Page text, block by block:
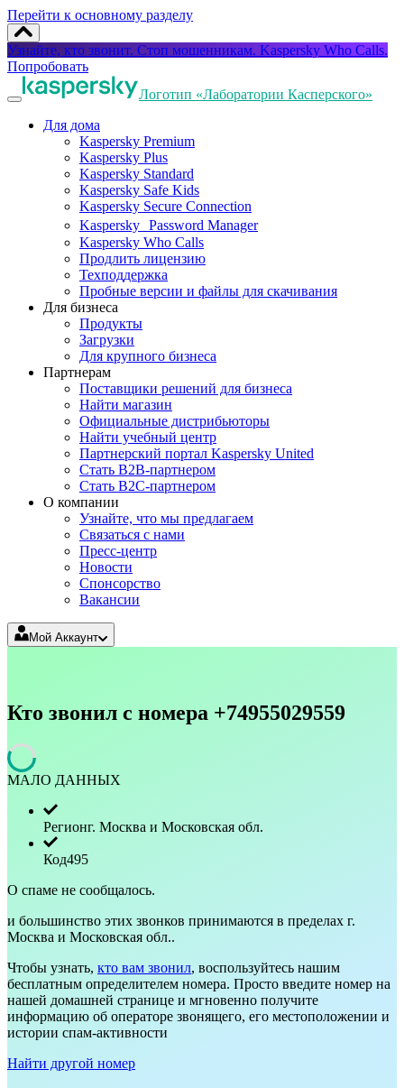
Перейти к основному разделу
Узнайте, кто звонит. Стоп мошенникам. Kaspersky Who Calls.
Попробовать
Логотип «Лаборатории Касперского»
Для дома
Kaspersky Premium
Kaspersky Plus
Kaspersky Standard
Kaspersky Safe Kids
Kaspersky Secure Connection
Kaspersky Password Manager
Kaspersky Who Calls
Продлить лицензию
Техподдержка
Пробные версии и файлы для скачивания
Для бизнеса
Продукты
Загрузки
Для крупного бизнеса
Партнерам
Поставщики решений для бизнеса
Найти магазин
Официальные дистрибьюторы
Найти учебный центр
Партнерский портал Kaspersky United
Стать B2B-партнером
Стать B2C-партнером
О компании
Узнайте, что мы предлагаем
Связаться с нами
Пресс-центр
Новости
Спонсорство
Вакансии
Мой Аккаунт
KasperskyПродлите
вашу
portal
Бизнеса
Кто звонил с номера +74955029559
МАЛО ДАННЫХ
Регионг. Москва и Московская обл.
Код495
О спаме не сообщалось.
и большинство этих звонков принимаются в пределах г.
Москва и Московская обл..
Чтобы узнать, кто вам звонил, воспользуйтесь нашим
бесплатным определителем номера. Просто введите номер на
нашей домашней странице и мгновенно получите
информацию об операторе звонящего, его местоположении и
истории спам-активности
Найти другой номер